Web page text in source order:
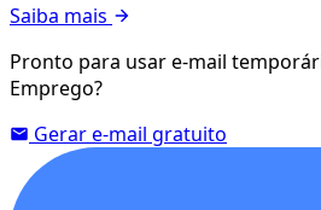
Saiba mais
Pronto para usar e-mail
Emprego?
Gerar e-mail gratuito